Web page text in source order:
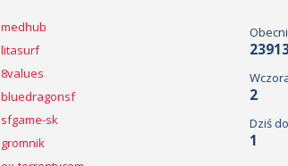
medhub
litasurf
8values
bluedragonsf
sfgame-sk
gromnik
2
Dziś
1